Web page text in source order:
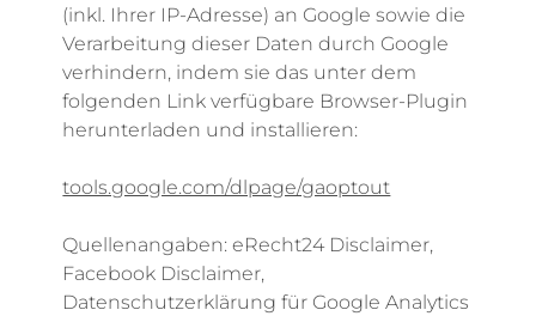
(inkl. Ihrer IP-Adresse) an Google sowie die
Verarbeitung dieser Daten durch Google
verhindern, indem sie das unter dem
folgenden Link verfügbare Browser-Plugin
herunterladen und installieren:
tools.google.com/dlpage/gaoptout
Quellenangaben: eRecht24 Disclaimer,
Facebook Disclaimer,
Datenschutzerklärung für Google Analytics